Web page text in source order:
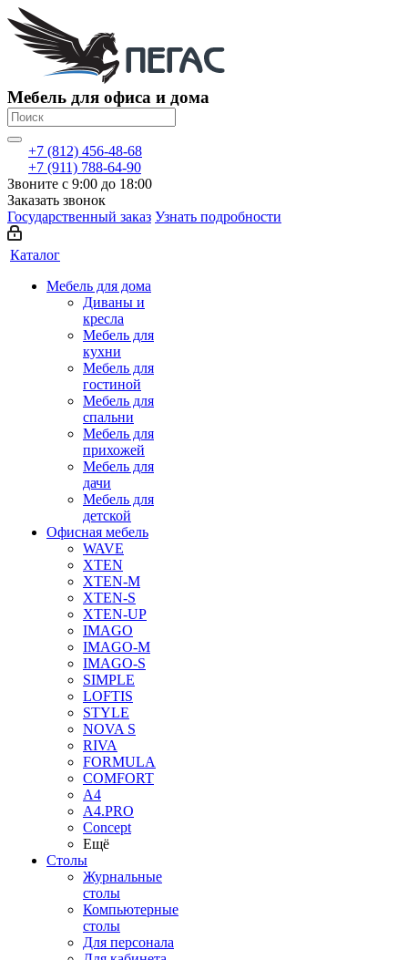
Мебель для офиса и дома
+7 (812) 456-48-68
+7 (911) 788-64-90
Звоните с 9:00 до 18:00
Заказать звонок
Государственный заказ Узнать подробности
Каталог
Мебель для дома
Диваны и
кресла
Мебель для
кухни
Мебель для
гостиной
Мебель для
спальни
Мебель для
прихожей
Мебель для
дачи
Мебель для
детской
Офисная мебель
WAVE
XTEN
XTEN-M
XTEN-S
XTEN-UP
IMAGO
IMAGO-M
IMAGO-S
SIMPLE
LOFTIS
STYLE
NOVA S
RIVA
FORMULA
COMFORT
A4
A4.PRO
Concept
Ещё
Столы
Журнальные
столы
Компьютерные
столы
Для персонала